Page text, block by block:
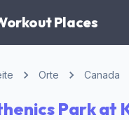
Places
Orte Canada
Park at